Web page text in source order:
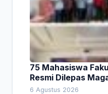
75 Mahasiswa
Resmi Dilepas
Empat Pesan
6 Agustus 2026